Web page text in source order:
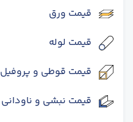
قیمت ورق
قیمت لوله
قیمت قوطی و پروفیل
قیمت نبشی و ناودانی